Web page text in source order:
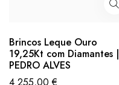
Brincos Leque Ouro
19,25Kt com Diamantes |
PEDRO ALVES